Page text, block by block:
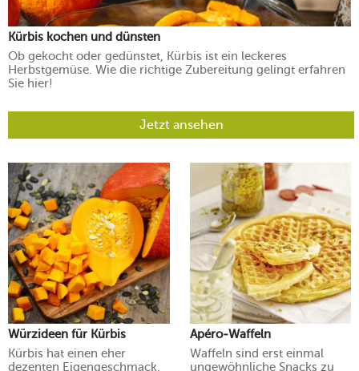
Kürbis kochen und dünsten
Ob gekocht oder gedünstet, Kürbis ist ein leckeres
Herbstgemüse. Wie die richtige Zubereitung gelingt erfahren
Sie hier!
Jetzt ansehen
Würzideen für Kürbis
Kürbis hat einen eher
dezenten Eigengeschmack,
Apéro-Waffeln
Waffeln sind erst einmal
ungewöhnliche Snacks zu